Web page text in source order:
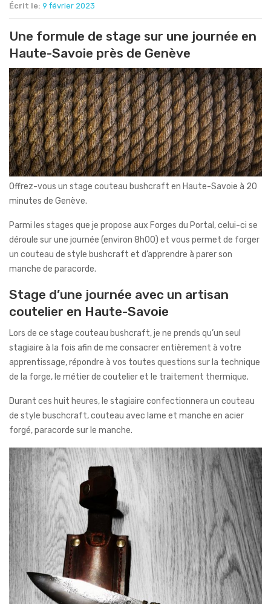
Écrit le: 9 février 2023
Une formule de stage sur une journée en
Haute-Savoie près de Genève
Offrez-vous un stage couteau bushcraft en Haute-Savoie à 20
minutes de Genève.
Parmi les stages que je propose aux Forges du Portal, celui-ci se
déroule sur une journée (environ 8h00) et vous permet de forger
un couteau de style bushcraft et d’apprendre à parer son
manche de paracorde.
Stage d’une journée avec un artisan
coutelier en Haute-Savoie
Lors de ce stage couteau bushcraft, je ne prends qu’un seul
stagiaire à la fois afin de me consacrer entièrement à votre
apprentissage, répondre à vos toutes questions sur la technique
de la forge, le métier de coutelier et le traitement thermique.
Durant ces huit heures, le stagiaire confectionnera un couteau
de style buschcraft, couteau avec lame et manche en acier
forgé, paracorde sur le manche.